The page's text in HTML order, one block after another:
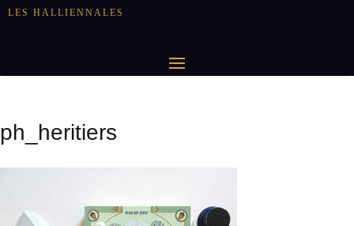
LES HALLIENNALES
ph_heritiers